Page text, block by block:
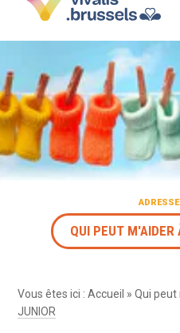
QUI PEUT M'AIDER
Vous êtes ici :Accueil »Qui peut
JUNIOR